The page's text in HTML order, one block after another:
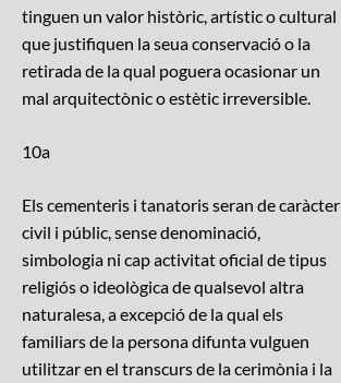
tinguen un valor històric, artístic o cultural
que justifiquen la seua conservació o la
retirada de la qual poguera ocasionar un
mal arquitectònic o estètic irreversible.
10a
Els cementeris i tanatoris seran de caràcter
civil i públic, sense denominació,
simbologia ni cap activitat oficial de tipus
religiós o ideològica de qualsevol altra
naturalesa, a excepció de la qual els
familiars de la persona difunta vulguen
utilitzar en el transcurs de la cerimònia i la